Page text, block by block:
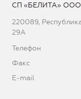
СП «БЕЛИТА» ООО
220089,
29А
Телефон
Факс
E-mail